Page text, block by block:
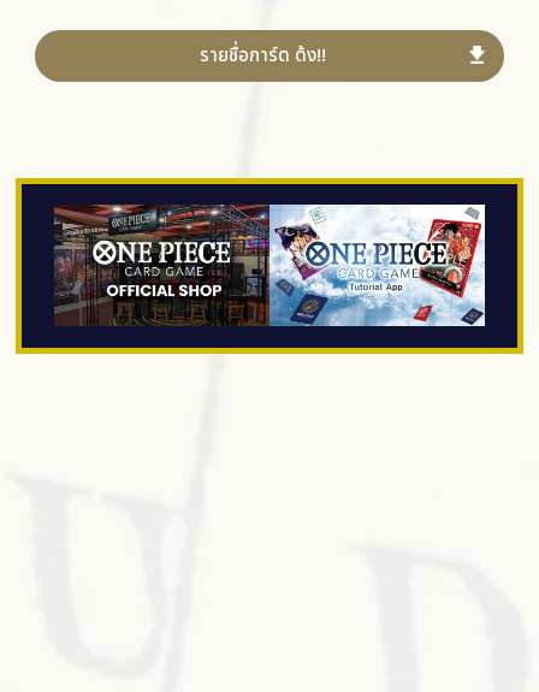
รายชื่อการ์ด ด้ง!!